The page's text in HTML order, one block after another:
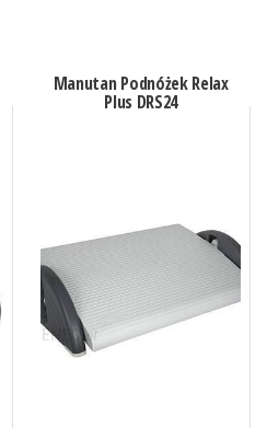
Manutan Podnóżek Relax
Plus DRS24